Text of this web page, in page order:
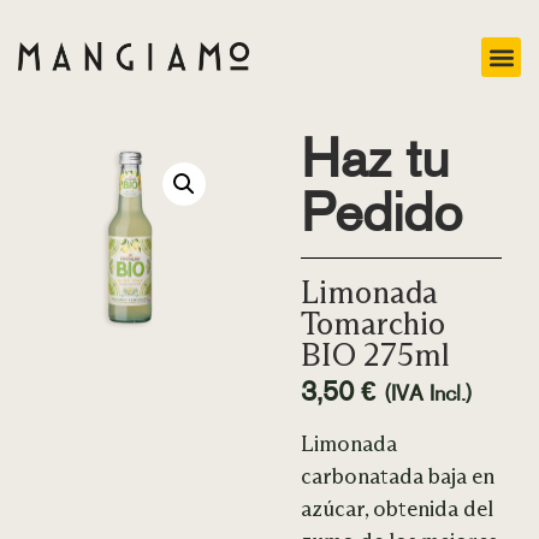
Haz tu
Pedido
Limonada
Tomarchio
BIO 275ml
3,50€ (IVA Incl.)
Limonada
carbonatada baja en
azúcar, obtenida del